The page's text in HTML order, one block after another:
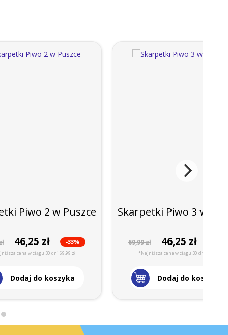
Piwo 2 w Puszce
46,25 zł -33%
cena w ciągu 30 dni 69,99 zł
Dodaj do koszyka
Skarpetki Piwo 3 w
69,99 zł 46,25 zł
*Najniższa cena w ciągu 30 dni 69,99 zł
Dodaj do koszyka